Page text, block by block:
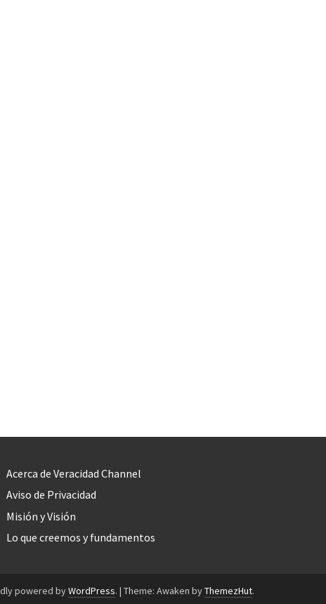
Acerca de Veracidad Channel
Aviso de Privacidad
Misión y Visión
Lo que creemos y fundamentos
powered byWordPress. | Theme: Awaken byThemezHut.